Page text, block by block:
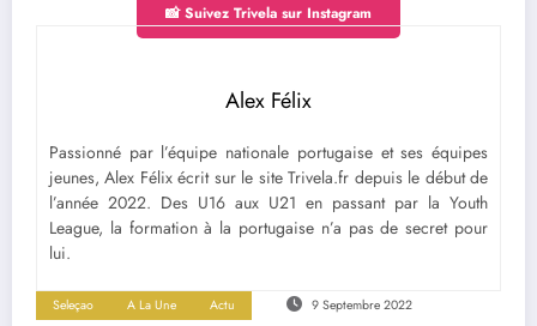
📸 Suivez Trivela sur Instagram
Alex Félix
Passionné par l’équipe nationale portugaise et ses équipes
jeunes, Alex Félix écrit sur le site Trivela.fr depuis le début de
l’année 2022. Des U16 aux U21 en passant par la Youth
League, la formation à la portugaise n’a pas de secret pour
lui.
Seleçao A La Une Actu 9 Septembre 2022